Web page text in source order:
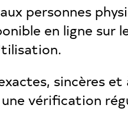
personnes
en ligne sur
sincères et
vérification